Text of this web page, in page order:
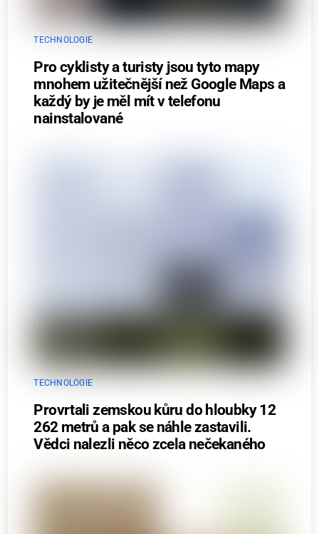
TECHNOLOGIE
Pro cyklisty a turisty jsou tyto mapy
mnohem užitečnější než Google Maps a
každý by je měl mít v telefonu
nainstalované
TECHNOLOGIE
Provrtali zemskou kůru do hloubky 12
262 metrů a pak se náhle zastavili.
Vědci nalezli něco zcela nečekaného